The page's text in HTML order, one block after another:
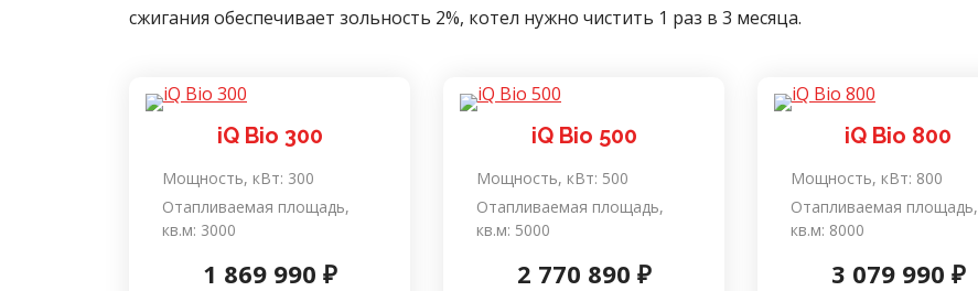
сжигания обеспечивает зольность 2%, котел нужно чистить 1 раз в 3 месяца.
iQ Bio 300
Мощность, кВт: 300
Отапливаемая площадь,
кв.м: 3000
1 869 990 ₽
iQ Bio 500
Мощность, кВт: 500
Отапливаемая площадь,
кв.м: 5000
2 770 890 ₽
iQ Bio 800
Мощность, кВт: 800
Отапливаемая площадь,
кв.м: 8000
3 079 990 ₽